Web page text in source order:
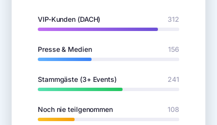
VIP-Kunden (DACH) 312
Presse & Medien 156
Stammgäste (3+ Events) 241
Noch nie teilgenommen 108